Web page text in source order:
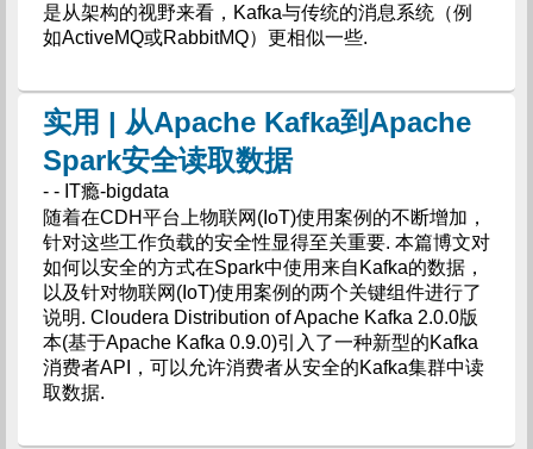
是从架构的视野来看，Kafka与传统的消息系统（例
如ActiveMQ或RabbitMQ）更相似一些.
实用 | 从Apache Kafka到Apache
Spark安全读取数据
- - IT瘾-bigdata
随着在CDH平台上物联网(IoT)使用案例的不断增加，
针对这些工作负载的安全性显得至关重要. 本篇博文对
如何以安全的方式在Spark中使用来自Kafka的数据，
以及针对物联网(IoT)使用案例的两个关键组件进行了
说明. Cloudera Distribution of Apache Kafka 2.0.0版
本(基于Apache Kafka 0.9.0)引入了一种新型的Kafka
消费者API，可以允许消费者从安全的Kafka集群中读
取数据.